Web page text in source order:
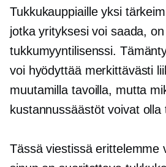
Tukkukauppiaille yksi
jotka yrityksesi voi saada, on
tukkumyyntilisenssi.
voi hyödyttää merkittävästi
muutamilla tavoilla, mutta
kustannussäästöt voivat olla
Tässä viestissä erittelemme